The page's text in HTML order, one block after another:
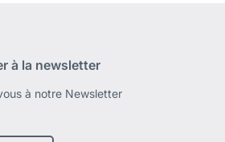
à la newsletter
à notre Newsletter